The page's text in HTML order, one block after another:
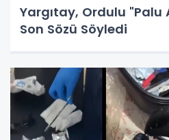
Yargıtay, Ordulu "Palu
Son Sözü Söyledi